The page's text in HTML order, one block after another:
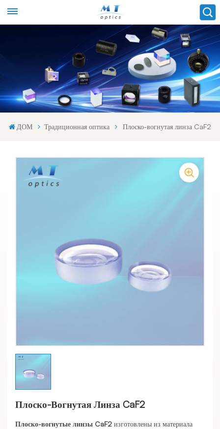
ДОМ Традиционная оптика Плоско-вогнутая линза CaF2
Плоско-Вогнутая Линза CaF2
Плоско-вогнутые линзы CaF2 изготовлены из материала